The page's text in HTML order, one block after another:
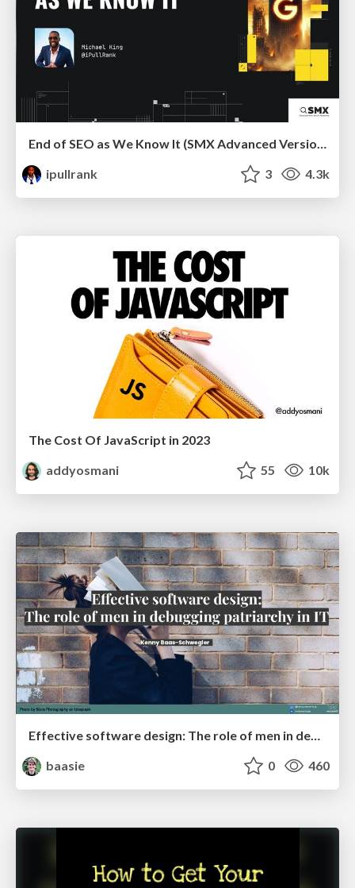
End of SEO as We Know It (SMX Advanced Version)
ipullrank
3 4.3k
The Cost Of JavaScript in 2023
addyosmani
55 10k
Effective software design: The role of men in debugging patriarchy in IT @ Voxxed Days AMS
baasie
0 460